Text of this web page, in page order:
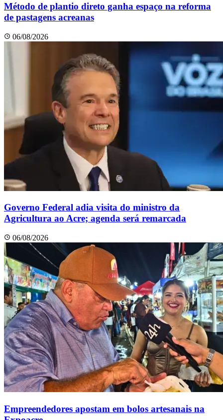
Método de plantio direto ganha espaço na reforma
de pastagens acreanas
06/08/2026
Governo Federal adia visita do ministro da
Agricultura ao Acre; agenda será remarcada
06/08/2026
Empreendedores apostam em bolos artesanais na